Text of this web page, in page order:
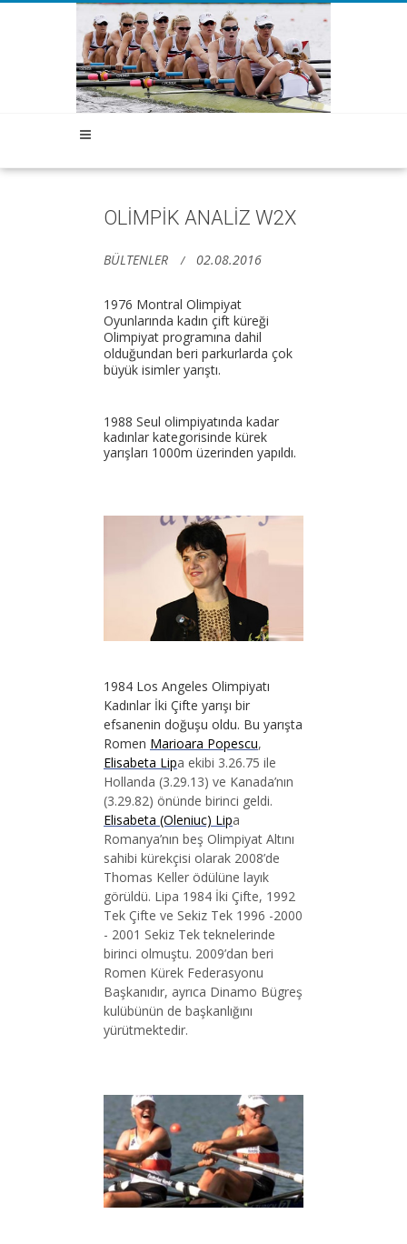
OLİMPİK ANALİZ W2X
BÜLTENLER 02.08.2016
1976 Montral Olimpiyat
Oyunlarında kadın çift küreği
Olimpiyat programına dahil
olduğundan beri parkurlarda çok
büyük isimler yarıştı.
1988 Seul olimpiyatında kadar
kadınlar kategorisinde kürek
yarışları 1000m üzerinden yapıldı.
1984 Los Angeles Olimpiyatı
Kadınlar İki Çifte yarışı bir
efsanenin doğuşu oldu. Bu yarışta
Romen Marioara Popescu,
Elisabeta Lipa ekibi 3.26.75 ile
Hollanda (3.29.13) ve Kanada’nın
(3.29.82) önünde birinci geldi.
Elisabeta (Oleniuc) Lipa
Romanya’nın beş Olimpiyat Altını
sahibi kürekçisi olarak 2008’de
Thomas Keller ödülüne layık
görüldü. Lipa 1984 İki Çifte, 1992
Tek Çifte ve Sekiz Tek 1996 -2000
- 2001 Sekiz Tek teknelerinde
birinci olmuştu. 2009’dan beri
Romen Kürek Federasyonu
Başkanıdır, ayrıca Dinamo Bügreş
kulübünün de başkanlığını
yürütmektedir.